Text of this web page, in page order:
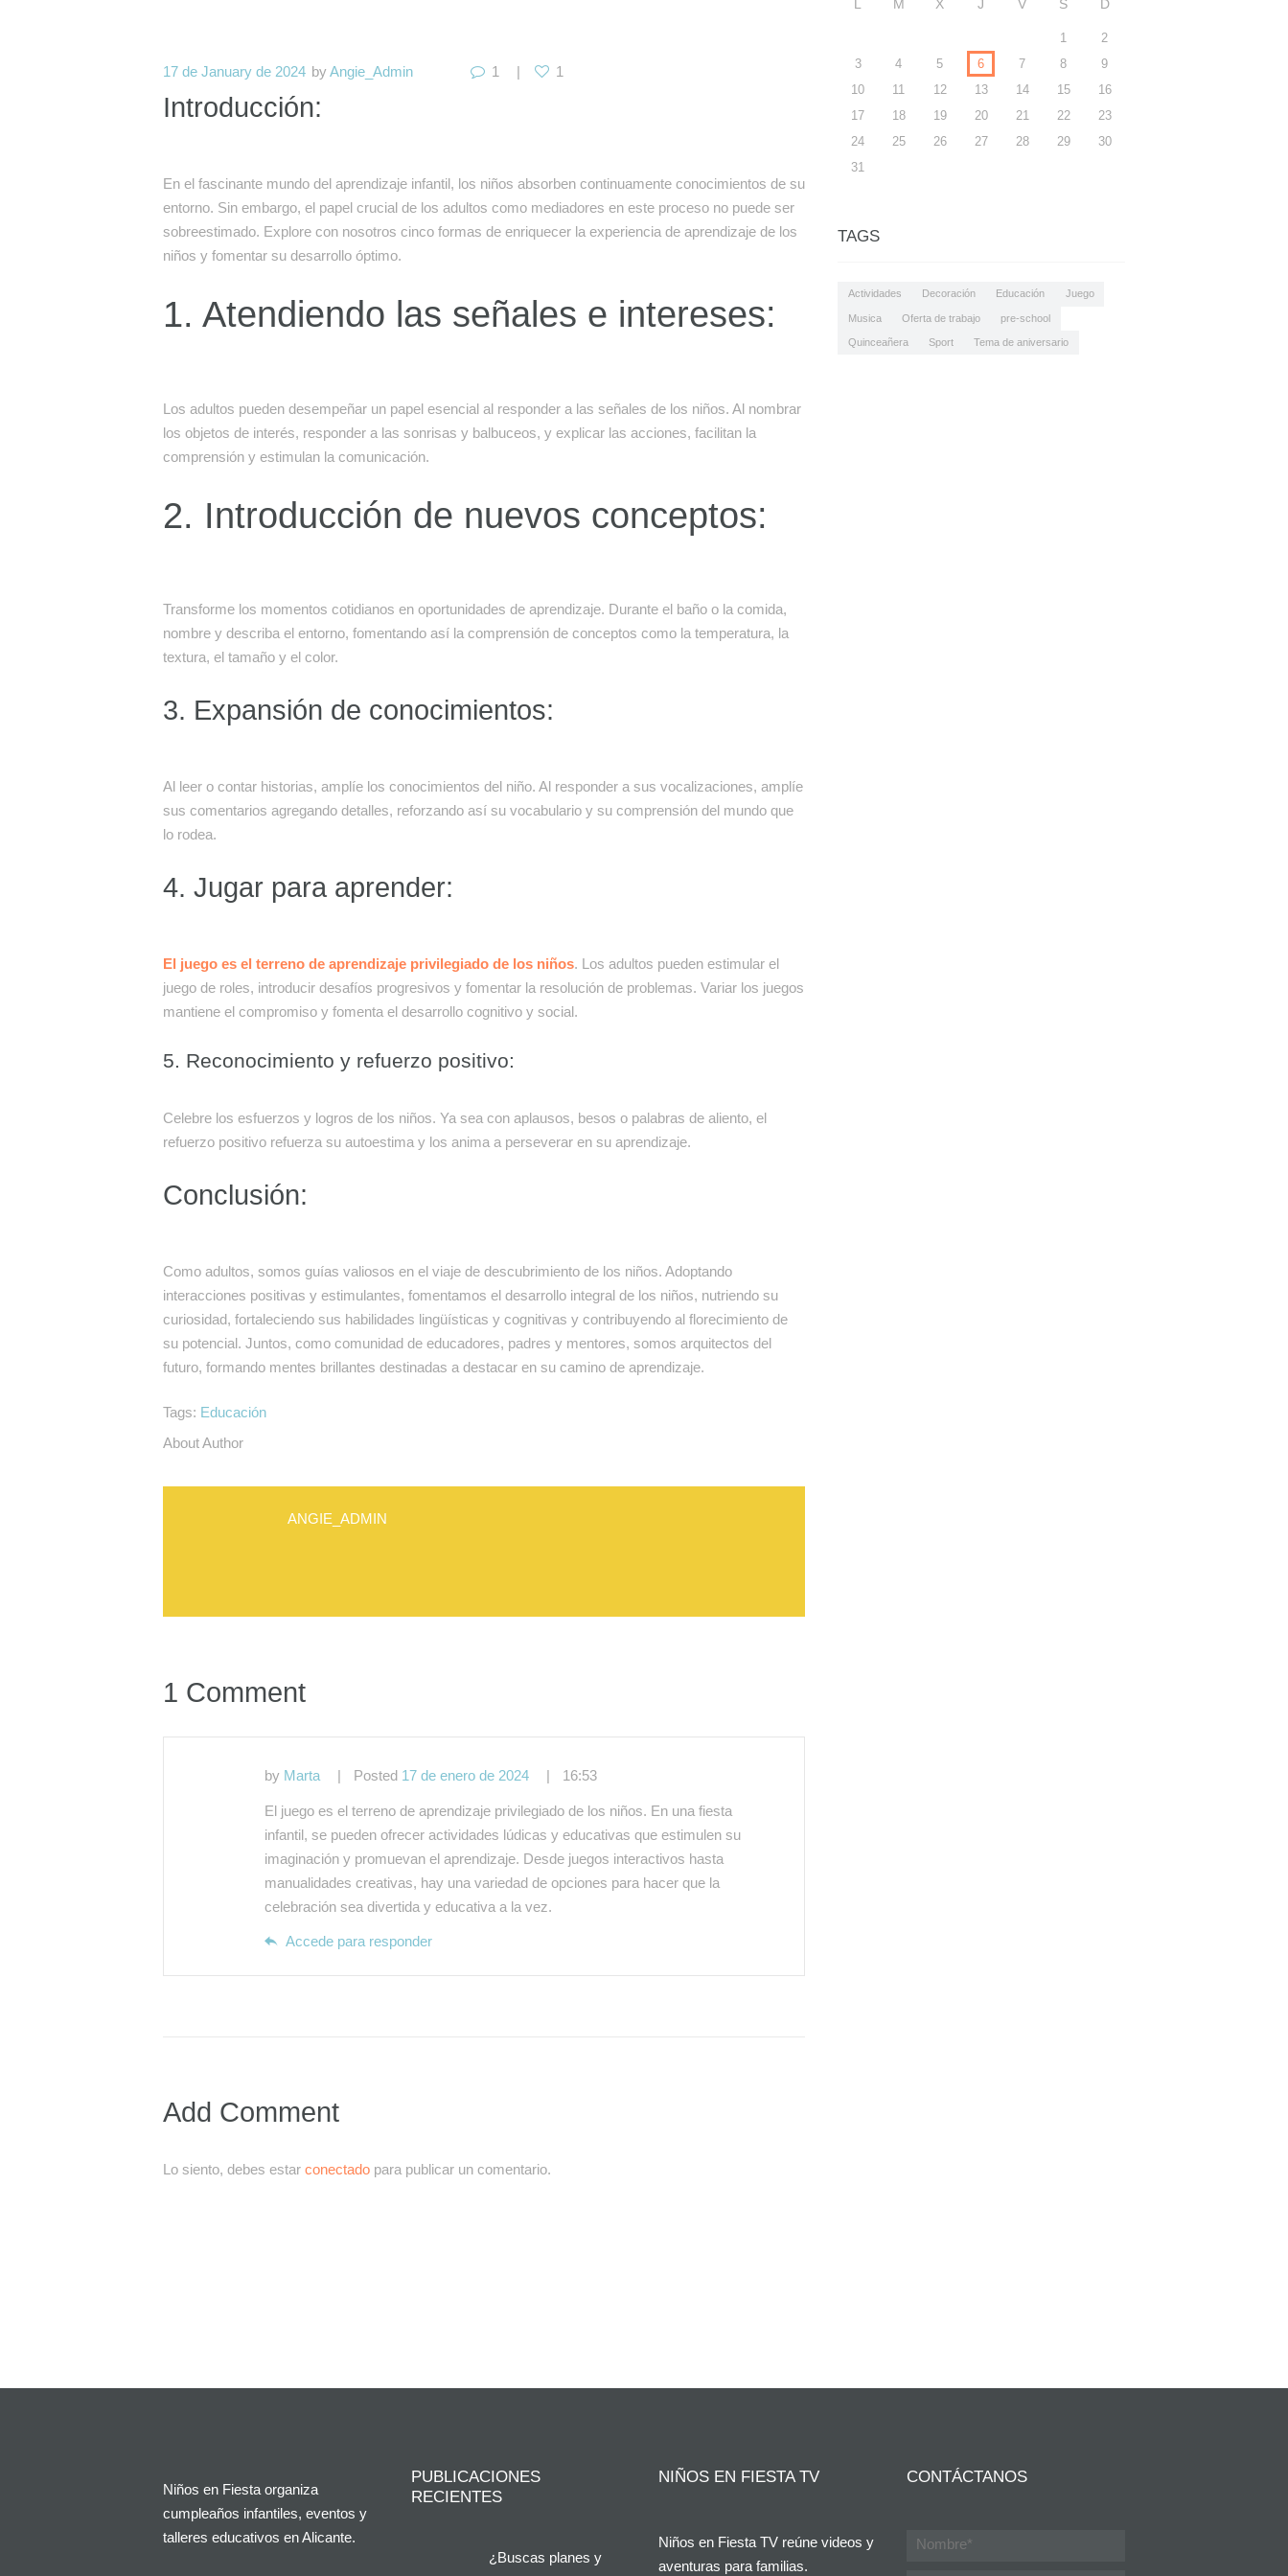
17 de January de 2024 byAngie_Admin 1 1
Introducción:
En el fascinante mundo del aprendizaje infantil, los niños absorben continuamente conocimientos de su
entorno. Sin embargo, el papel crucial de los adultos como mediadores en este proceso no puede ser
sobreestimado. Explore con nosotros cinco formas de enriquecer la experiencia de aprendizaje de los
niños y fomentar su desarrollo óptimo.
1. Atendiendo las señales e intereses:
Los adultos pueden desempeñar un papel esencial al responder a las señales de los niños. Al nombrar
los objetos de interés, responder a las sonrisas y balbuceos, y explicar las acciones, facilitan la
comprensión y estimulan la comunicación.
2. Introducción de nuevos conceptos:
Transforme los momentos cotidianos en oportunidades de aprendizaje. Durante el baño o la comida,
nombre y describa el entorno, fomentando así la comprensión de conceptos como la temperatura, la
textura, el tamaño y el color.
3. Expansión de conocimientos:
Al leer o contar historias, amplíe los conocimientos del niño. Al responder a sus vocalizaciones, amplíe
sus comentarios agregando detalles, reforzando así su vocabulario y su comprensión del mundo que
lo rodea.
4. Jugar para aprender:
El juego es el terreno de aprendizaje privilegiado de los niños. Los adultos pueden estimular el
juego de roles, introducir desafíos progresivos y fomentar la resolución de problemas. Variar los juegos
mantiene el compromiso y fomenta el desarrollo cognitivo y social.
5. Reconocimiento y refuerzo positivo:
Celebre los esfuerzos y logros de los niños. Ya sea con aplausos, besos o palabras de aliento, el
refuerzo positivo refuerza su autoestima y los anima a perseverar en su aprendizaje.
Conclusión:
Como adultos, somos guías valiosos en el viaje de descubrimiento de los niños. Adoptando
interacciones positivas y estimulantes, fomentamos el desarrollo integral de los niños, nutriendo su
curiosidad, fortaleciendo sus habilidades lingüísticas y cognitivas y contribuyendo al florecimiento de
su potencial. Juntos, como comunidad de educadores, padres y mentores, somos arquitectos del
futuro, formando mentes brillantes destinadas a destacar en su camino de aprendizaje.
Tags: Educación
About Author
ANGIE_ADMIN
1 Comment
by Marta Posted 17 de enero de 2024 16:53
El juego es el terreno de aprendizaje privilegiado de los niños. En una fiesta
infantil, se pueden ofrecer actividades lúdicas y educativas que estimulen su
imaginación y promuevan el aprendizaje. Desde juegos interactivos hasta
manualidades creativas, hay una variedad de opciones para hacer que la
celebración sea divertida y educativa a la vez.
Accede para responder
Add Comment
Lo siento, debes estar conectado para publicar un comentario.
L M X J V S D
1
2
3
4 5 6 7 8
9
10
11 12 13 14 15
16
17
18 19 20 21 22
23
24
25 26 27 28 29
30
31
TAGS
Actividades Decoración Educación Juego
Musica Oferta de trabajo pre-school
Quinceañera Sport Tema de aniversario
Niños en Fiesta organiza
cumpleaños infantiles, eventos y
talleres educativos en Alicante.
PUBLICACIONES
RECIENTES
¿Buscas planes y
NIÑOS EN FIESTA TV
Niños en Fiesta TV reúne videos y
aventuras para familias.
CONTÁCTANOS